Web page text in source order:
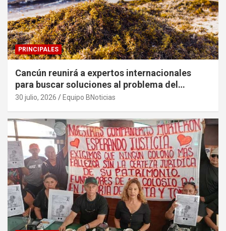
PRINCIPALES
Cancún reunirá a expertos internacionales
para buscar soluciones al problema del
sargazo
30 julio, 2026 Equipo BNoticias